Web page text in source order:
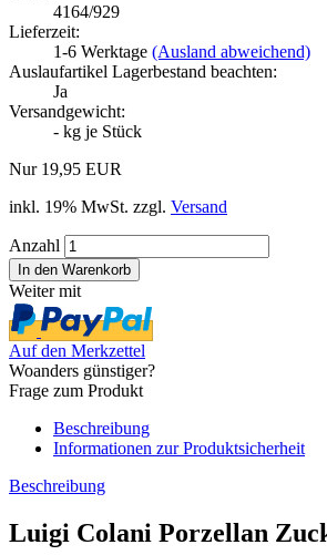
4164/929
Lieferzeit:
1-6 Werktage (Ausland abweichend)
Auslaufartikel Lagerbestand beachten:
Ja
Versandgewicht:
- kg je Stück
Nur 19,95 EUR
inkl. 19% MwSt. zzgl. Versand
Anzahl
Weiter mit
Auf den Merkzettel
Woanders günstiger?
Frage zum Produkt
Beschreibung
Informationen zur Produktsicherheit
Beschreibung
Luigi Colani Porzellan